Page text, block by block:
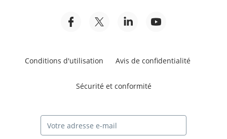
Conditions d'utilisation Avis de confidentialité
Sécurité et conformité